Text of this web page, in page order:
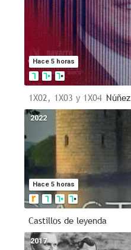
Hace 5 horas
1X02, 1X03 y 1X04 Núñez
Hace 5 horas
2022
Castillos de leyenda
2017